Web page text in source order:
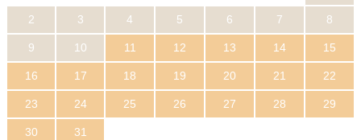
2 3 4 5 6 7 8
9 10 11 12 13 14 15
16 17 18 19 20 21 22
23 24 25 26 27 28 29
30 31